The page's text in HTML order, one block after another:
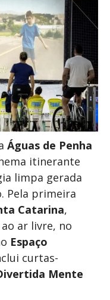
Águas de Penha
itinerante
limpa gerada
Pela primeira
Catarina,
ar livre, no
Espaço
curtas-
Mente